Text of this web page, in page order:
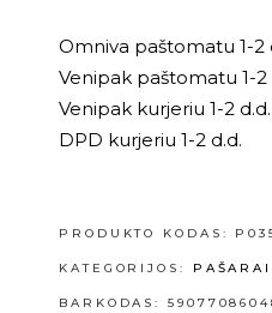
Omniva paštomatu 1-2
Venipak paštomatu 1-2
Venipak kurjeriu 1-2 d.d.
DPD kurjeriu 1-2 d.d.
PRODUKTO KODAS:
KATEGORIJOS: PAŠARAI
BARKODAS: